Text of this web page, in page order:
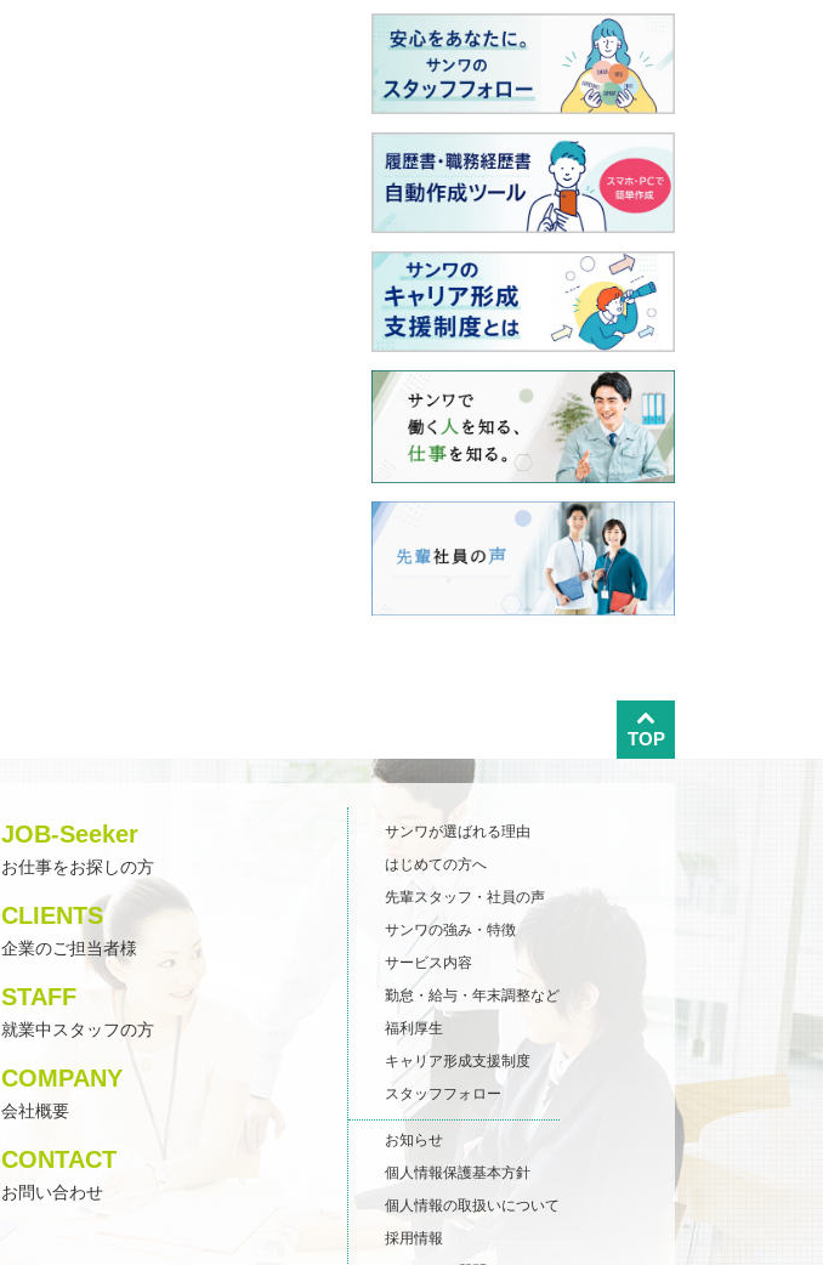
TOP
JOB-Seeker
お仕事をお探しの方
CLIENTS
企業のご担当者様
STAFF
就業中スタッフの方
COMPANY
会社概要
CONTACT
お問い合わせ
サンワが選ばれる理由
はじめての方へ
先輩スタッフ・社員の声
サンワの強み・特徴
サービス内容
勤怠・給与・年末調整など
福利厚生
キャリア形成支援制度
スタッフフォロー
お知らせ
個人情報保護基本方針
個人情報の取扱いについて
採用情報